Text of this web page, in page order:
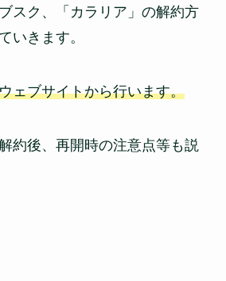
スク、「カラリア」の解約方
いきます。
ェブサイトから行います。
約後、再開時の注意点等も説